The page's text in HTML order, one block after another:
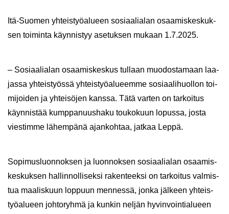
Itä-​Suomen yh­teis­työ­alu­een so­si­aa­lia­lan osaa­mis­kes­kuk­
sen toi­min­ta käyn­nis­tyy ase­tuk­sen mu­kaan 1.7.2025.
– So­si­aa­lia­lan osaa­mis­kes­kus tul­laan muo­dos­ta­maan laa­
jas­sa yh­teis­työs­sä yh­teis­työ­alu­eem­me so­si­aa­li­huol­lon toi­
mi­joi­den ja yh­tei­sö­jen kans­sa. Tätä var­ten on tar­koi­tus
käyn­nis­tää kump­pa­nuus­ha­ku tou­ko­kuun lo­pus­sa, josta
vies­tim­me lä­hem­pä­nä ajan­koh­taa, jat­kaa Leppä.
So­pi­mus­luon­nok­sen ja luon­nok­sen so­si­aa­lia­lan osaa­mis­
kes­kuk­sen hal­lin­nol­li­sek­si ra­ken­teek­si on tar­koi­tus val­mis­
tua maa­lis­kuun lop­puun men­nes­sä, jonka jäl­keen yh­teis­
työ­alu­een joh­to­ryh­mä ja kun­kin nel­jän hy­vin­voin­tia­lu­een